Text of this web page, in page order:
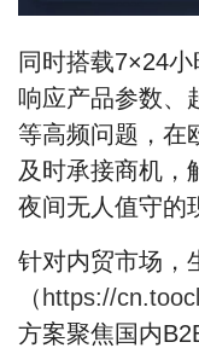
同时搭载7×24
响应产品参数、
等高频问题，在
及时承接商机，
夜间无人值守的
针对内贸市场，
（https://
方案聚焦国内